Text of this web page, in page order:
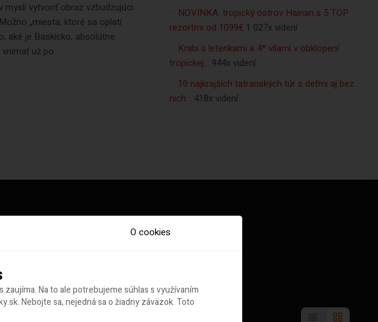
mysli vytvoriť obraz vzbudzujúci
„miesta, ktoré sa oplatí
aké je Baskicko, absolútne
už po...
NOVINKA: tropický ostrov Hainan s 5 TOP
rezortmi od 1099€ 1 027x videní
Krabi s letenkami a 4* vilami v obklopení
tropickej… 944x videní
10 najkrajších tatranských túr s deťmi aj bez
nich… 418x videní
O cookies
Na to ale potrebujeme súhlas s využívaním
Nebojte sa, nejedná sa o žiadny záväzok. Toto